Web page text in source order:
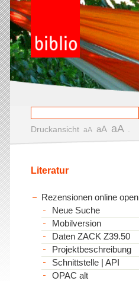
Druckansicht aA aA aA
Literatur
Rezensionen online open
Neue Suche
Mobilversion
Daten ZACK Z39.50
Projektbeschreibung
Schnittstelle | API
OPAC alt